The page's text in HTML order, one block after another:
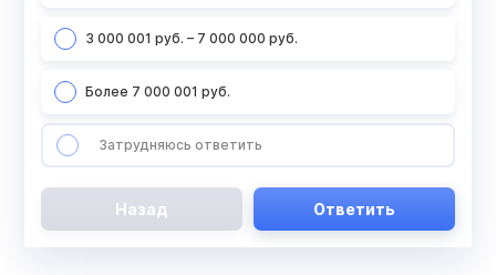
3 000 001 руб. – 7 000 000 руб.
Более 7 000 001 руб.
Затрудняюсь ответить
Назад Ответить